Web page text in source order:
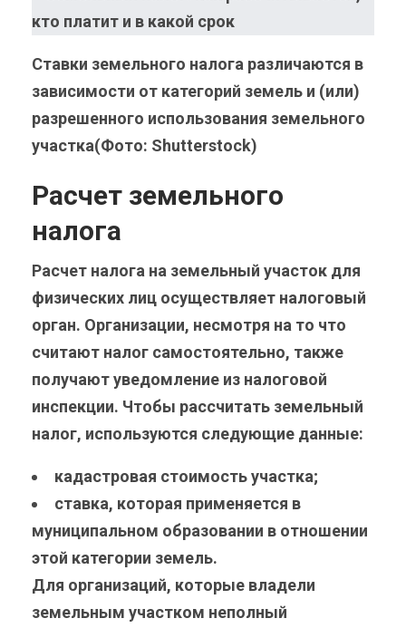
Ставки земельного налога различаются в
зависимости от категорий земель и (или)
разрешенного использования земельного
участка(Фото: Shutterstock)
Расчет земельного
налога
Расчет налога на земельный участок для
физических лиц осуществляет налоговый
орган. Организации, несмотря на то что
считают налог самостоятельно, также
получают уведомление из налоговой
инспекции. Чтобы рассчитать земельный
налог, используются следующие данные:
кадастровая стоимость участка;
ставка, которая применяется в
муниципальном образовании в отношении
этой категории земель.
Для организаций, которые владели
земельным участком неполный